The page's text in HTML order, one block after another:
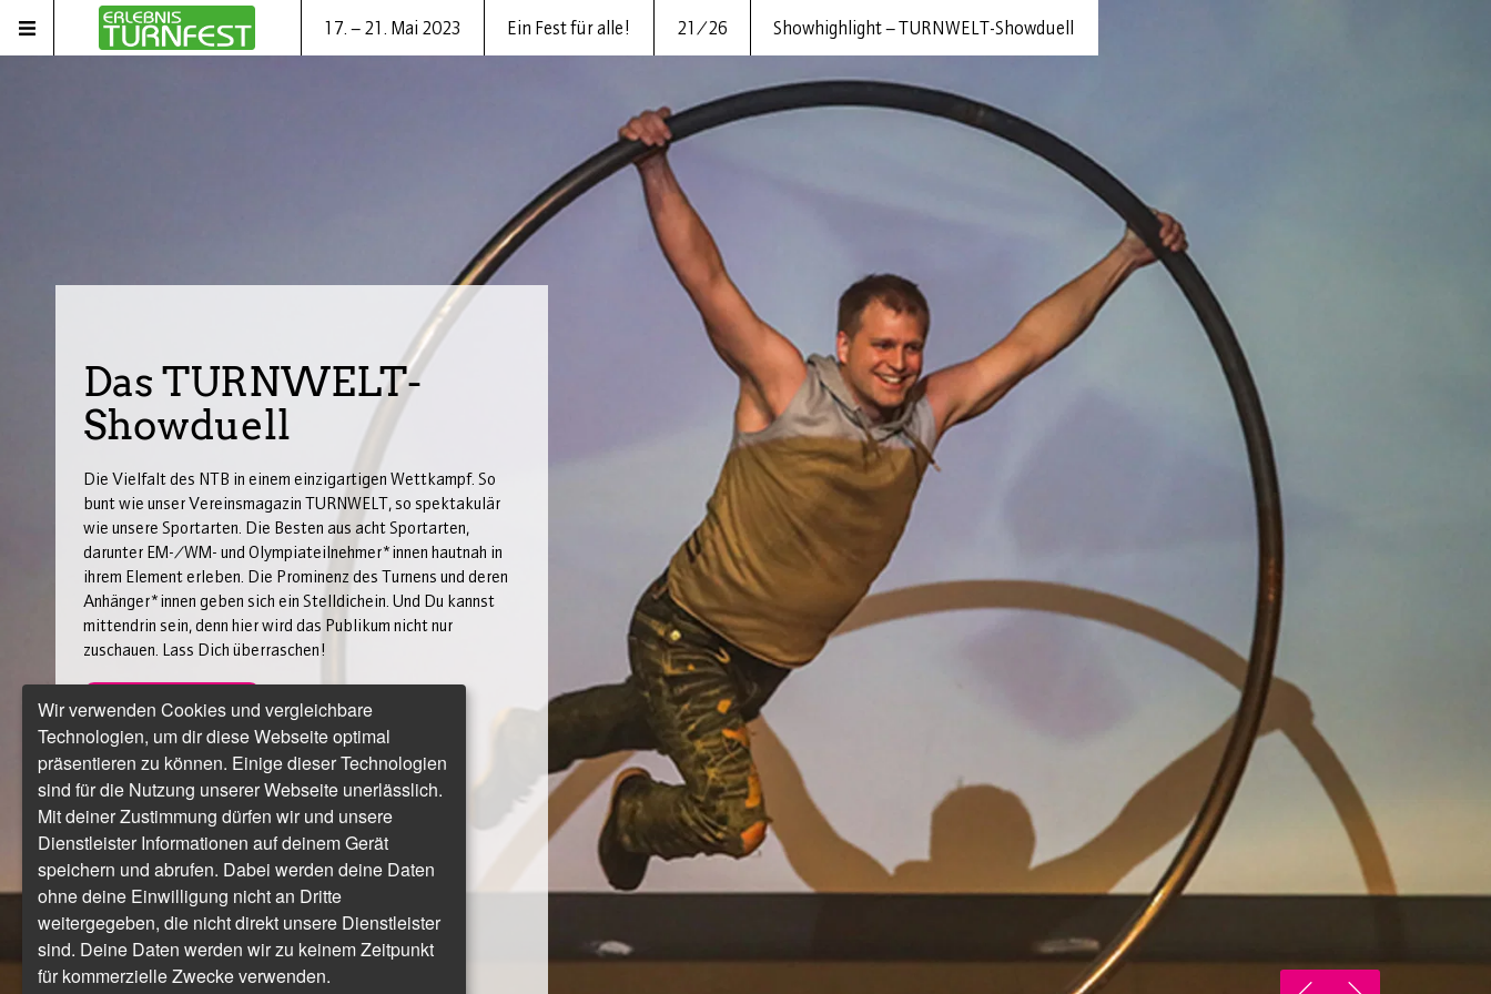
17. – 21. Mai 2023 Ein Fest für alle! 21/26 Showhighlight – TURNWELT-Showduell
Das TURNWELT-
Showduell
Die Vielfalt des NTB in einem einzigartigen Wettkampf. So
bunt wie unser Vereinsmagazin TURNWELT, so spektakulär
wie unsere Sportarten. Die Besten aus acht Sportarten,
darunter EM-/WM- und Olympiateilnehmer*innen hautnah in
ihrem Element erleben. Die Prominenz des Turnens und deren
Anhänger*innen geben sich ein Stelldichein. Und Du kannst
mittendrin sein, denn hier wird das Publikum nicht nur
zuschauen. Lass Dich überraschen!
Jetzt Tickets sichern!
Mit dabei:
Gerätturnen männlich
Gerätturnen weiblich
Trampolinturnen
Rhythmische Sportgymnastik
Aerobicturnen
Sportakrobatik
Rhönrad (Cyr-Wheel) und Orientierungslauf
Wir verwenden Cookies und vergleichbare
Technologien, um dir diese Webseite optimal
präsentieren zu können. Einige dieser Technologien
sind für die Nutzung unserer Webseite unerlässlich.
Mit deiner Zustimmung dürfen wir und unsere
Dienstleister Informationen auf deinem Gerät
speichern und abrufen. Dabei werden deine Daten
ohne deine Einwilligung nicht an Dritte
weitergegeben, die nicht direkt unsere Dienstleister
sind. Deine Daten werden wir zu keinem Zeitpunkt
für kommerzielle Zwecke verwenden.